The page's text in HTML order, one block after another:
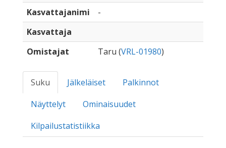
Kasvattajanimi
-
Kasvattaja
Omistajat
Taru (VRL-01980)
Suku Jälkeläiset
Palkinnot
Näyttelyt
Ominaisuudet
Kilpailustatistiikka